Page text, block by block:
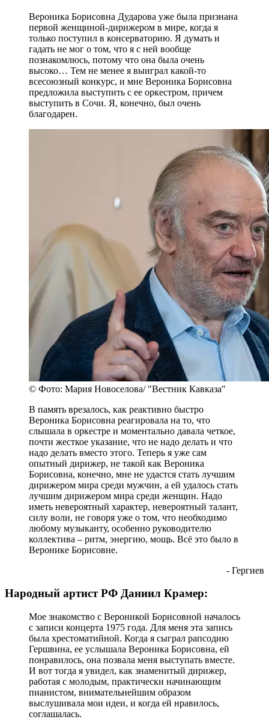
Вероника Борисовна Дударова уже была признана
первой женщиной-дирижером в мире, когда я
только поступил в консерваторию. Я думать и
гадать не мог о том, что я с ней вообще
познакомлюсь, потому что она была очень
высоко… Тем не менее я выиграл какой-то
всесоюзный конкурс, и мне Вероника Борисовна
предложила выступить с ее оркестром, причем
выступить в Сочи. Я, конечно, был очень
благодарен.
© Фото: Мария Новоселова/ "Вестник Кавказа"
В память врезалось, как реактивно быстро
Вероника Борисовна реагировала на то, что
слышала в оркестре и моментально давала четкое,
почти жесткое указание, что не надо делать и что
надо делать вместо этого. Теперь я уже сам
опытный дирижер, не такой как Вероника
Борисовна, конечно, мне не удастся стать лучшим
дирижером мира среди мужчин, а ей удалось стать
лучшим дирижером мира среди женщин. Надо
иметь невероятный характер, невероятный талант,
силу воли, не говоря уже о том, что необходимо
любому музыканту, особенно руководителю
коллектива – ритм, энергию, мощь. Всё это было в
Веронике Борисовне.
- Гергиев
Народный артист РФ Даниил Крамер:
Мое знакомство с Вероникой Борисовной началось
с записи концерта 1975 года. Для меня эта запись
была хрестоматийной. Когда я сыграл рапсодию
Гершвина, ее услышала Вероника Борисовна, ей
понравилось, она позвала меня выступать вместе.
И вот тогда я увидел, как знаменитый дирижер,
работая с молодым, практически начинающим
пианистом, внимательнейшим образом
выслушивала мои идеи, и когда ей нравилось,
соглашалась.